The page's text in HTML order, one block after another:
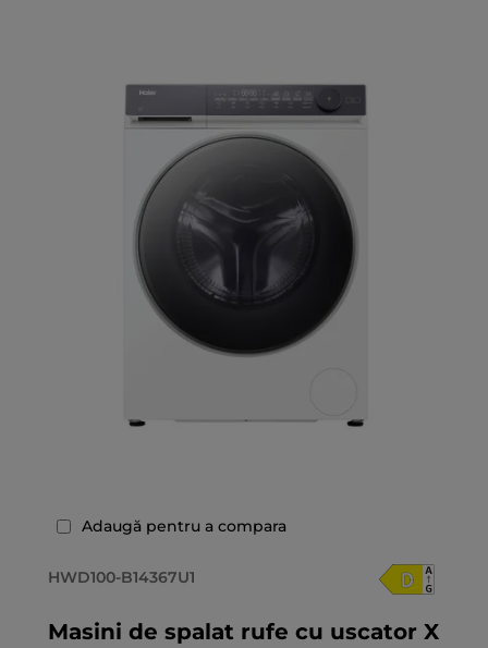
Adaugă pentru a compara
HWD100-B14367U1
Masini de spalat rufe cu uscator X